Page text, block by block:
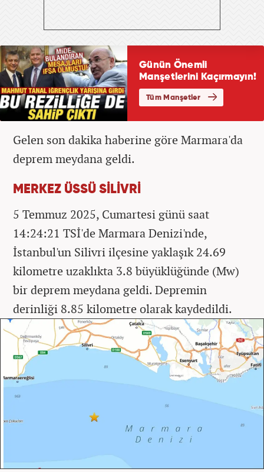
Gelen son dakika haberine göre Marmara'da
deprem meydana geldi.
MERKEZ ÜSSÜ SİLİVRİ
5 Temmuz 2025, Cumartesi günü saat
14:24:21 TSİ'de Marmara Denizi'nde,
İstanbul'un Silivri ilçesine yaklaşık 24.69
kilometre uzaklıkta 3.8 büyüklüğünde (Mw)
bir deprem meydana geldi. Depremin
derinliği 8.85 kilometre olarak kaydedildi.